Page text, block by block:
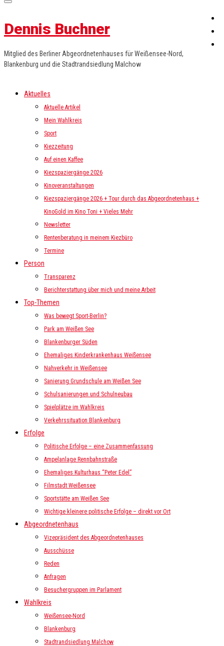
Dennis Buchner
Mitglied des Berliner Abgeordnetenhauses für Weißensee-Nord,
Blankenburg und die Stadtrandsiedlung Malchow
Aktuelles
Aktuelle Artikel
Mein Wahlkreis
Sport
Kiezzeitung
Auf einen Kaffee
Kiezspaziergänge 2026
Kinoveranstaltungen
Kiezspaziergänge 2026 + Tour durch das Abgeordnetenhaus +
KinoGold im Kino Toni + Vieles Mehr
Newsletter
Rentenberatung in meinem Kiezbüro
Termine
Person
Transparenz
Berichterstattung über mich und meine Arbeit
Top-Themen
Was bewegt Sport-Berlin?
Park am Weißen See
Blankenburger Süden
Ehemaliges Kinderkrankenhaus Weißensee
Nahverkehr in Weißensee
Sanierung Grundschule am Weißen See
Schulsanierungen und Schulneubau
Spielplätze im Wahlkreis
Verkehrssituation Blankenburg
Erfolge
Politische Erfolge – eine Zusammenfassung
Ampelanlage Rennbahnstraße
Ehemaliges Kulturhaus “Peter Edel”
Filmstadt Weißensee
Sportstätte am Weißen See
Wichtige kleinere politische Erfolge – direkt vor Ort
Abgeordnetenhaus
Vizepräsident des Abgeordnetenhauses
Ausschüsse
Reden
Anfragen
Besuchergruppen im Parlament
Wahlkreis
Weißensee-Nord
Blankenburg
Stadtrandsiedlung Malchow